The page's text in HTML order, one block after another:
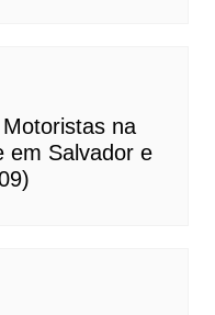
na
em Salvador e